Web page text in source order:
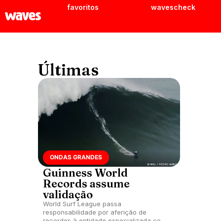
favoritos wavescheck
Últimas
ONDAS GRANDES
Guinness World
Records assume
validação
World Surf League passa
responsabilidade por aferição de